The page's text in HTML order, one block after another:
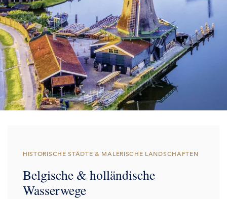
HISTORISCHE STÄDTE & MALERISCHE LANDSCHAFTEN
Belgische & holländische
Wasserwege